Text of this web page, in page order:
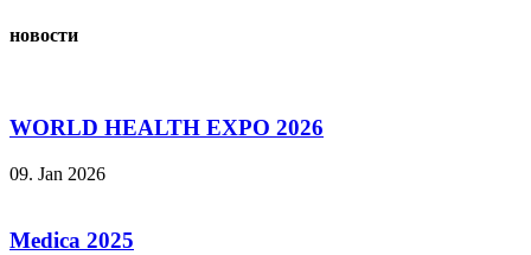
новости
WORLD HEALTH EXPO 2026
09. Jan 2026
Medica 2025